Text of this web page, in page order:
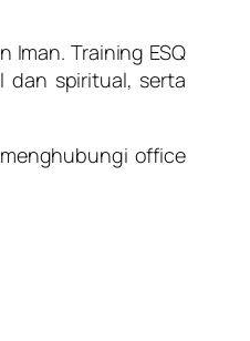
Training ESQ
dan spiritual, serta
office